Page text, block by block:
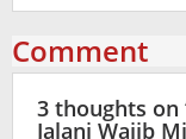
Comment
3 thoughts on
Jalani Wajib